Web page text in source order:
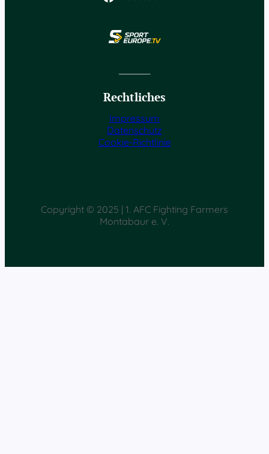
Rechtliches
Impressum
Datenschutz
Cookie-Richtlinie
Copyright © 2025 | 1. AFC Fighting Farmers
Montabaur e. V.